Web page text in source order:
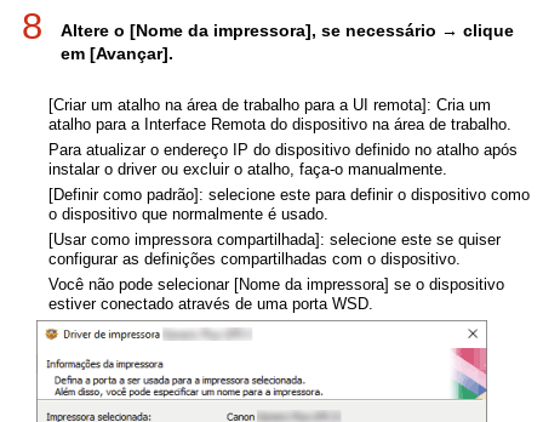
8
Altere o [Nome da impressora], se necessário → clique
em [Avançar].
[Criar um atalho na área de trabalho para a UI remota]: Cria um
atalho para a Interface Remota do dispositivo na área de trabalho.
Para atualizar o endereço IP do dispositivo definido no atalho após
instalar o driver ou excluir o atalho, faça-o manualmente.
[Definir como padrão]: selecione este para definir o dispositivo como
o dispositivo que normalmente é usado.
[Usar como impressora compartilhada]: selecione este se quiser
configurar as definições compartilhadas com o dispositivo.
Você não pode selecionar [Nome da impressora] se o dispositivo
estiver conectado através de uma porta WSD.